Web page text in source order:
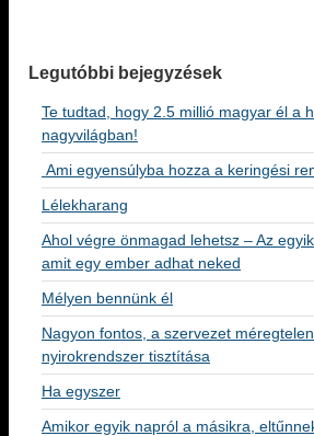
Legutóbbi bejegyzések
Te tudtad, hogy 2.5 millió magyar él a
nagyvilágban!
Ami egyensúlyba hozza a keringési
Lélekharang
Ahol végre önmagad lehetsz – Az
amit egy ember adhat neked
Mélyen bennünk él
Nagyon fontos, a szervezet
nyirokrendszer tisztítása
Ha egyszer
Amikor egyik napról a másikra,